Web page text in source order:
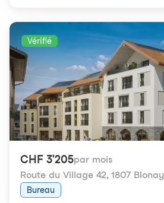
Vérifié
CHF 3'205par mois
Route du Village 42, 1807 Blonay
Bureau